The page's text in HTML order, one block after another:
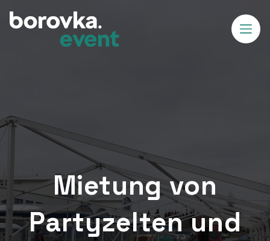
Mietung von
Partyzelten und